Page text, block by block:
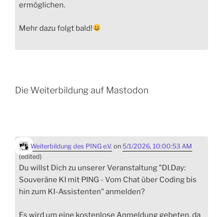
ermöglichen.
Mehr dazu folgt bald!
Die Weiterbildung auf Mastodon
Weiterbildung des PING e.V. on 5/1/2026, 10:00:53 AM
(edited)
Du willst Dich zu unserer Veranstaltung "DI.Day:
Souveräne KI mit PING - Vom Chat über Coding bis
hin zum KI-Assistenten" anmelden?
Es wird um eine kostenlose Anmeldung gebeten, da